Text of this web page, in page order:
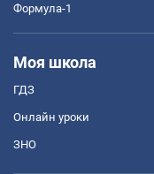
Формула-1
Моя школа
ГДЗ
Онлайн уроки
ЗНО